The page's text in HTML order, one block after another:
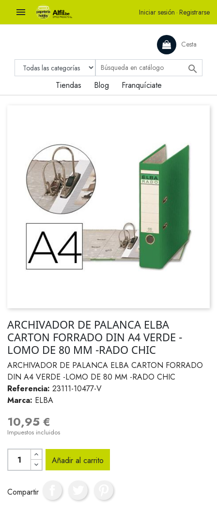
 Iniciar sesión · Registrarse
Cesta

Tiendas Blog Franquíciate
ARCHIVADOR DE PALANCA ELBA
CARTON FORRADO DIN A4 VERDE -
LOMO DE 80 MM -RADO CHIC
ARCHIVADOR DE PALANCA ELBA CARTON FORRADO
DIN A4 VERDE -LOMO DE 80 MM -RADO CHIC
Referencia: 23111-10477-V
Marca: ELBA
10,95 €
Impuestos incluidos
Añadir al carrito
Compartir